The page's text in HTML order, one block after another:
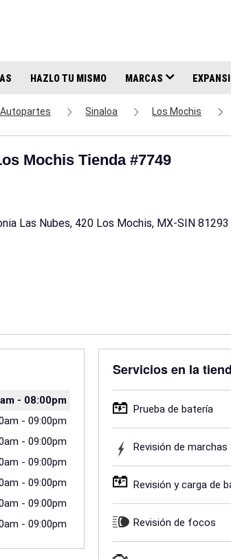
HAZLO TU MISMO MARCAS
Sinaloa Los Mochis
Mochis Tienda #7749
Las Nubes, 420 Los Mochis, MX-SIN 81293
- 08:00pm
- 09:00pm
- 09:00pm
- 09:00pm
- 09:00pm
- 09:00pm
- 09:00pm
Servicios en la
Prueba de batería
Revisión de
Revisión y carga de
Revisión de focos